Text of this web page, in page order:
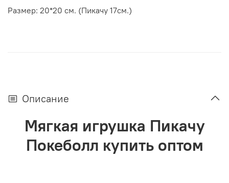
Размер: 20*20 см. (Пикачу 17см.)
Описание
Мягкая игрушка Пикачу
Покеболл купить оптом